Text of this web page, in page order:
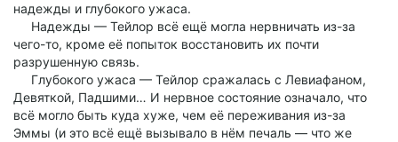
надежды и глубокого ужаса.
Надежды — Тейлор всё ещё могла нервничать из-за
чего-то, кроме её попыток восстановить их почти
разрушенную связь.
Глубокого ужаса — Тейлор сражалась с Левиафаном,
Девяткой, Падшими… И нервное состояние означало, что
всё могло быть куда хуже, чем её переживания из-за
Эммы (и это всё ещё вызывало в нём печаль — что же